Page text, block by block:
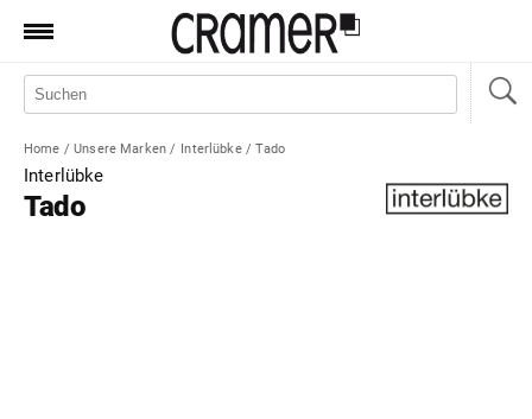
Produkte
Manufaktur
Aktionen
Home / Unsere Marken / Interlübke/ Tado
Interlübke
Tado